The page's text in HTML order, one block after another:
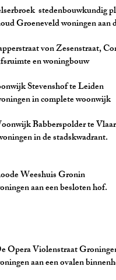
plan
woningen aan de
von Zesenstraat,
woningbouw
te Leiden
woonwijk
te
stadskwadrant.
Gronin
een besloten hof.
ovalen